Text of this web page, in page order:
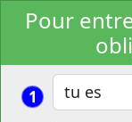
Pour
1